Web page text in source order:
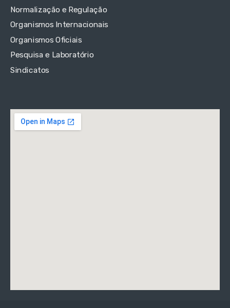
Normalização e Regulação
Organismos Internacionais
Organismos Oficiais
Pesquisa e Laboratório
Sindicatos